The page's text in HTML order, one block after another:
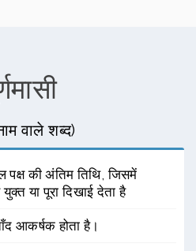
वाले शब्द)
पक्ष की अंतिम तिथि, जिसमें
या पूरा दिखाई देता है
आकर्षक होता है।